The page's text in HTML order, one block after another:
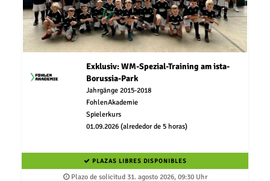
Exklusiv: WM-Spezial-Training am ista-
Borussia-Park
Jahrgänge 2015-2018
FohlenAkademie
Spielerkurs
01.09.2026 (alrededor de 5 horas)
PLAZAS LIBRES DISPONIBLES
Plazo de solicitud 31. agosto 2026, 09:30 Uhr